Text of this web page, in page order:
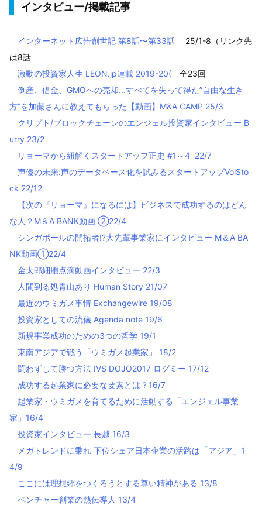
インタビュー/掲載記事
インターネット広告創世記 第8話〜第33話
25/1-8（リンク先
は8話
激動の投資家人生 LEON.jp連載 2019-20(
全23回
倒産、借金、GMOへの売却...すべてを失って得た”自由な生き
方”を加藤さんに教えてもらった【動画】M&A CAMP 25/3
クリプト/ブロックチェーンのエンジェル投資家インタビュー B
urry 23/2
リョーマから紐解くスタートアップ正史 #1～4 22/7
声優の未来:声のデータベース化を試みるスタートアップVoiSto
ck 22/12
【次の『リョーマ』になるには】ビジネスで成功するのはどん
な人？M＆A BANK動画 ②22/4
シンガポールの開拓者!?大先輩事業家にインタビュー M＆A BA
NK動画①22/4
金太郎細胞点滴動画インタビュー 22/3
人間到る処青山あり Human Story 21/07
最近のウミガメ事情 Exchangewire 19/08
投資家としての流儀 Agenda note 19/6
新規事業成功のための3つの哲学 19/1
東南アジアで戦う「ウミガメ起業家」 18/2
闘わずして勝つ方法 IVS DOJO2017 ログミー 17/12
成功する起業家に必要な要素とは？16/7
起業家・ウミガメを育てるために活動する「エンジェル事業
家」16/4
投資家インタビュー 長越 16/3
メガトレンドに乗れ 下位シェア日本企業の活路は「アジア」1
4/9
ここには理想郷をつくろうとする尊い精神がある 13/8
ベンチャー創業の熱伝導人 13/4